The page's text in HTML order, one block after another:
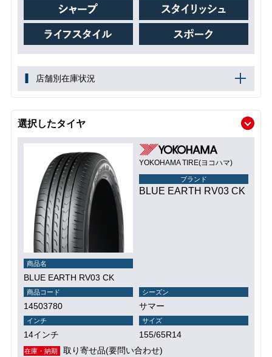
店舗別在庫状況
選択したタイヤ
YOKOHAMA TIRE(ヨコハマ)
ブランド
BLUE EARTH RV03 CK
商品名
BLUE EARTH RV03 CK
商品コード
14503780
シーズン
サマー
インチ
14インチ
サイズ
155/65R14
在庫・納期 取り寄せ品(要問い合わせ)